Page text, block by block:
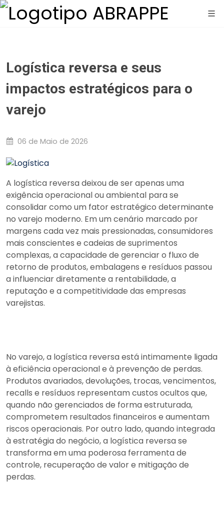
Logística reversa e seus
impactos estratégicos para o
varejo
06 de Maio de 2026
A logística reversa deixou de ser apenas uma
exigência operacional ou ambiental para se
consolidar como um fator estratégico determinante
no varejo moderno. Em um cenário marcado por
margens cada vez mais pressionadas, consumidores
mais conscientes e cadeias de suprimentos
complexas, a capacidade de gerenciar o fluxo de
retorno de produtos, embalagens e resíduos passou
a influenciar diretamente a rentabilidade, a
reputação e a competitividade das empresas
varejistas.
No varejo, a logística reversa está intimamente ligada
à eficiência operacional e à prevenção de perdas.
Produtos avariados, devoluções, trocas, vencimentos,
recalls e resíduos representam custos ocultos que,
quando não gerenciados de forma estruturada,
comprometem resultados financeiros e aumentam
riscos operacionais. Por outro lado, quando integrada
à estratégia do negócio, a logística reversa se
transforma em uma poderosa ferramenta de
controle, recuperação de valor e mitigação de
perdas.